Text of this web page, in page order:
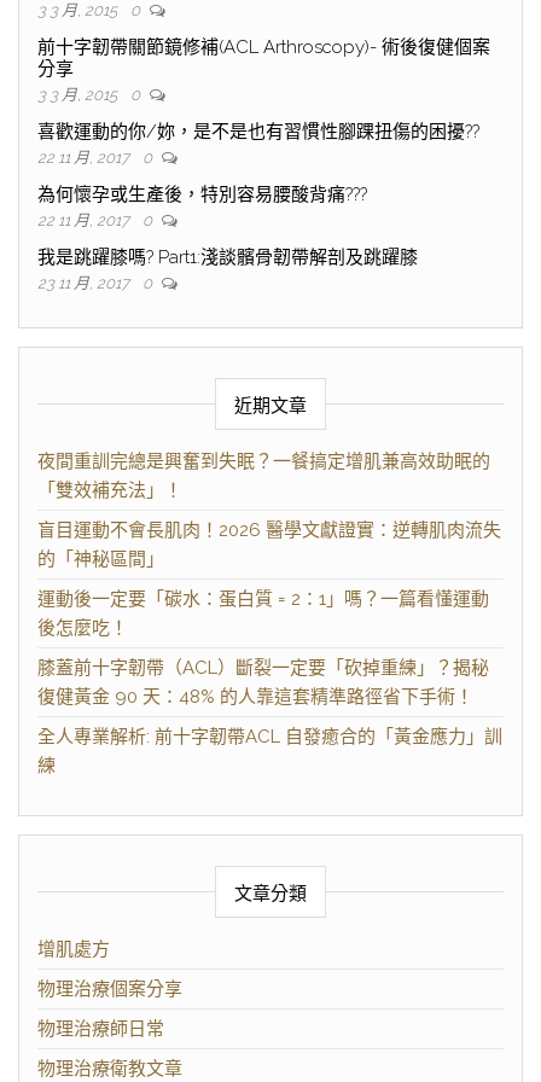
3 3 月, 2015 0
前十字韌帶關節鏡修補(ACL Arthroscopy)- 術後復健個案
分享
3 3 月, 2015 0
喜歡運動的你/妳，是不是也有習慣性腳踝扭傷的困擾??
22 11 月, 2017 0
為何懷孕或生產後，特別容易腰酸背痛???
22 11 月, 2017 0
我是跳躍膝嗎? Part1:淺談髕骨韌帶解剖及跳躍膝
23 11 月, 2017 0
近期文章
夜間重訓完總是興奮到失眠？一餐搞定增肌兼高效助眠的
「雙效補充法」！
盲目運動不會長肌肉！2026 醫學文獻證實：逆轉肌肉流失
的「神秘區間」
運動後一定要「碳水：蛋白質 = 2：1」嗎？一篇看懂運動
後怎麼吃！
膝蓋前十字韌帶（ACL）斷裂一定要「砍掉重練」？揭秘
復健黃金 90 天：48% 的人靠這套精準路徑省下手術！
全人專業解析: 前十字韌帶ACL 自發癒合的「黃金應力」訓
練
文章分類
增肌處方
物理治療個案分享
物理治療師日常
物理治療衛教文章